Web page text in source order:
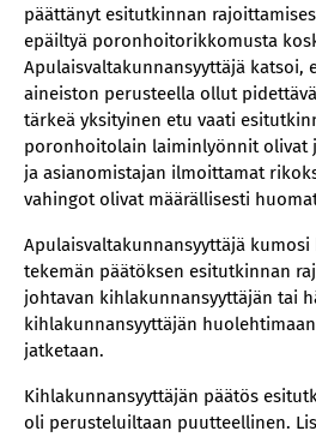
päättänyt esitutkinnan
epäiltyä poronhoitorikkomusta
Apulaisvaltakunnansyyttäjä katsoi,
aineiston perusteella ollut
tärkeä yksityinen etu vaati
poronhoitolain laiminlyönnit olivat
ja asianomistajan ilmoittamat
vahingot olivat määrällisesti
Apulaisvaltakunnansyyttäjä
tekemän päätöksen esitutkinnan
johtavan kihlakunnansyyttäjän tai
kihlakunnansyyttäjän
jatketaan.
Kihlakunnansyyttäjän päätös
oli perusteluiltaan puutteellinen.